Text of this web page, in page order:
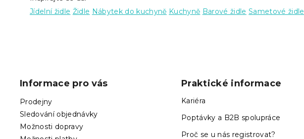
Jídelní židle Židle Nábytek do kuchyně Kuchyně Barové židle Sametové židle
Informace pro vás
Prodejny
Sledování objednávky
Možnosti dopravy
Praktické informace
Kariéra
Poptávky a B2B spolupráce
Proč se u nás registrovat?